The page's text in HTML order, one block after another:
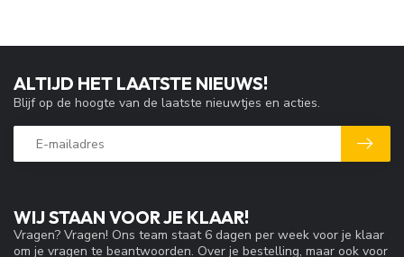
WIJ STAAN VOOR JE KLAAR!
Vragen? Vragen! Ons team staat 6 dagen per week voor je klaar
om je vragen te beantwoorden. Over je bestelling, maar ook voor
ALTIJD HET LAATSTE NIEUWS!
Blijf op de hoogte van de laatste nieuwtjes en acties.